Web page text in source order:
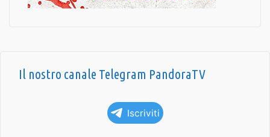
Il nostro canale Telegram PandoraTV
Iscriviti